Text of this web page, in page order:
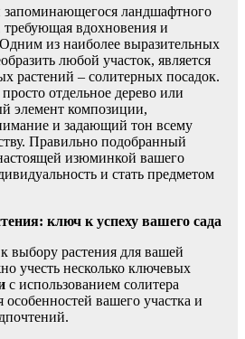
запоминающегося ландшафтного
требующая вдохновения и
из наиболее выразительных
любой участок, является
растений – солитерных посадок.
отдельное дерево или
элемент композиции,
и задающий тон всему
Правильно подобранный
изюминкой вашего
и стать предметом
ключ к успеху вашего сада
выбору растения для вашей
учесть несколько ключевых
с использованием солитера
вашего участка и